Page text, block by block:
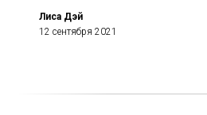
Лиса Дэй
12 сентября 2021